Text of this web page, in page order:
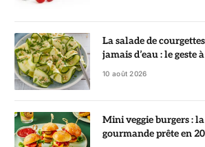
La salade de
jamais d’eau : le geste
d’assaisonner
10 août 2026
Mini veggie burgers :
gourmande prête en